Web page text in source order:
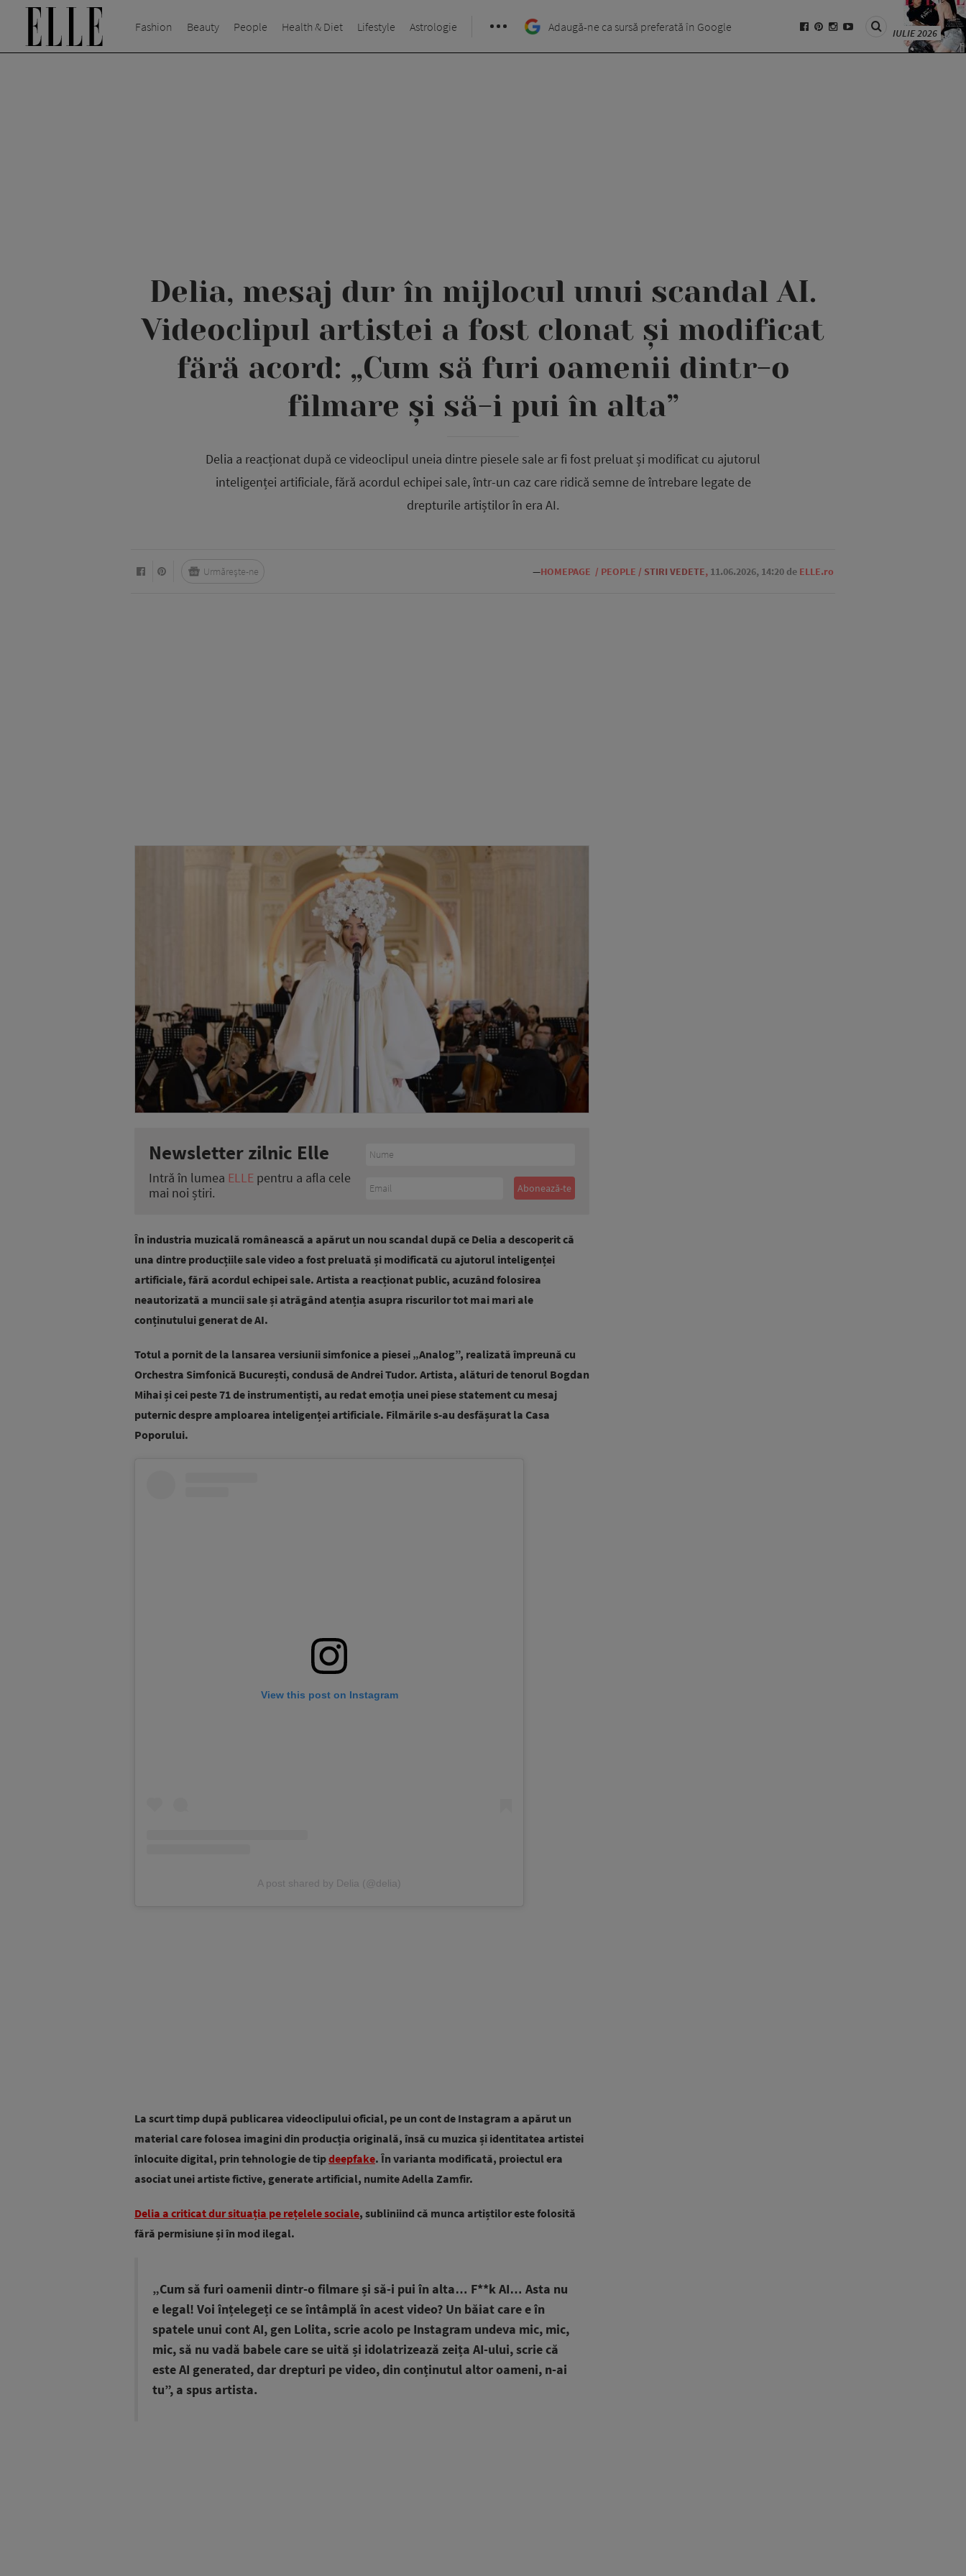
Fashion Beauty People Health & Diet Lifestyle Astrologie Adaugă-ne ca sursă preferată în Google IULIE 2026
Delia, mesaj dur în mijlocul unui scandal AI.
Videoclipul artistei a fost clonat și modificat
fără acord: „Cum să furi oamenii dintr-o
filmare și să-i pui în alta”
Delia a reacționat după ce videoclipul uneia dintre piesele sale ar fi fost preluat și modificat cu ajutorul
inteligenței artificiale, fără acordul echipei sale, într-un caz care ridică semne de întrebare legate de
drepturile artiștilor în era AI.
—HOMEPAGE / PEOPLE / STIRI VEDETE, 11.06.2026, 14:20 de ELLE.ro
Urmărește-ne
Newsletter zilnic Elle
Intră în lumea ELLE pentru a afla cele
mai noi știri.
În industria muzicală românească a apărut un nou scandal după ce Delia a descoperit că
una dintre producțiile sale video a fost preluată și modificată cu ajutorul inteligenței
artificiale, fără acordul echipei sale. Artista a reacționat public, acuzând folosirea
neautorizată a muncii sale și atrăgând atenția asupra riscurilor tot mai mari ale
conținutului generat de AI.
Totul a pornit de la lansarea versiunii simfonice a piesei „Analog”, realizată împreună cu
Orchestra Simfonică București, condusă de Andrei Tudor. Artista, alături de tenorul Bogdan
Mihai și cei peste 71 de instrumentiști, au redat emoția unei piese statement cu mesaj
puternicdespre amploarea inteligenței artificiale. Filmările s-au desfășurat la Casa
Poporului.
View this post on Instagram
A post shared by Delia (@delia)
La scurt timp după publicarea videoclipului oficial, pe un cont de Instagram a apărut un
material care folosea imagini din producția originală, însă cu muzica și identitatea artistei
înlocuite digital, prin tehnologie de tipdeepfake. În varianta modificată, proiectul era
asociat unei artiste fictive, generate artificial, numite Adella Zamfir.
Delia a criticat dur situația pe rețelele sociale, subliniind că munca artiștilor este folosită
fără permisiune și în mod ilegal.
„Cum să furi oamenii dintr-o filmare și să-i pui în alta… F**k AI… Asta nu
e legal! Voi înțelegeți ce se întâmplă în acest video? Un băiat care e în
spatele unui cont AI, gen Lolita, scrie acolo pe Instagram undeva mic, mic,
mic, să nu vadă babele care se uită și idolatrizează zeița AI-ului, scrie că
este AI generated, dar drepturi pe video, din conținutul altor oameni, n-ai
tu”, a spus artista.